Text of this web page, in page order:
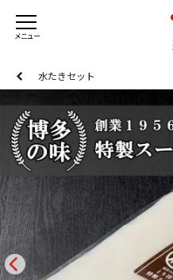
メニュー
ット
料
ット
水たきセット